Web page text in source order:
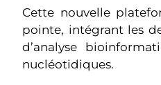
Cette nouvelle
pointe, intégrant les
d’analyse
nucléotidiques.